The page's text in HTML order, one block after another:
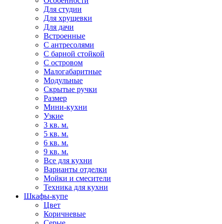
Для студии
Для хрущевки
Для дачи
Встроенные
С антресолями
С барной стойкой
С островом
Малогабаритные
Модульные
Скрытые ручки
Размер
Мини-кухни
Узкие
3 кв. м.
5 кв. м.
6 кв. м.
9 кв. м.
Все для кухни
Варианты отделки
Мойки и смесители
Техника для кухни
Шкафы-купе
Цвет
Коричневые